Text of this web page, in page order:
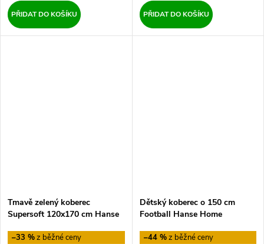
PŘIDAT DO KOŠÍKU PŘIDAT DO KOŠÍKU
Tmavě zelený koberec
Supersoft 120x170 cm Hanse
–33 %
Dětský koberec o 150 cm
Football Hanse Home
–44 %